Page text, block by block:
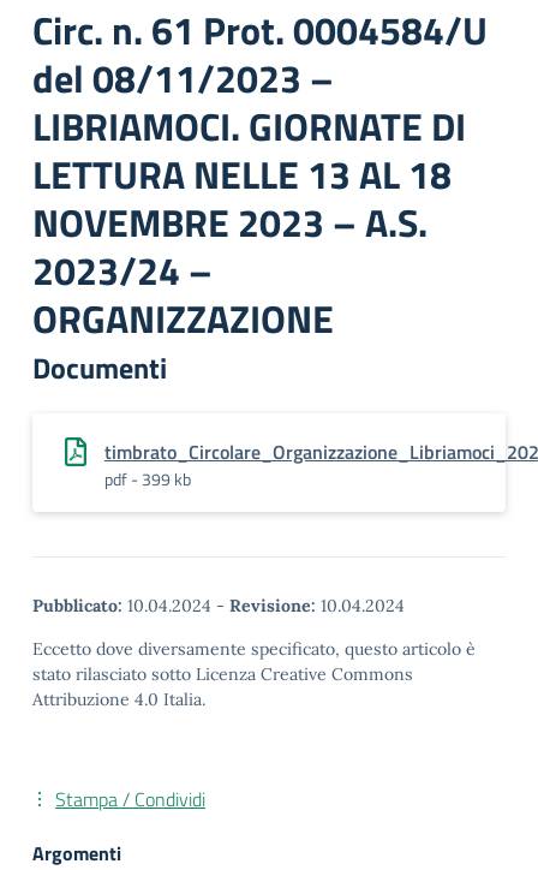
Circ. n. 61 Prot. 0004584/U
del 08/11/2023 –
LIBRIAMOCI. GIORNATE DI
LETTURA NELLE 13 AL 18
NOVEMBRE 2023 – A.S.
2023/24 –
ORGANIZZAZIONE
Documenti
pdf - 399 kb
Pubblicato: 10.04.2024 - Revisione: 10.04.2024
Eccetto dove diversamente specificato, questo articolo è
stato rilasciato sotto Licenza Creative Commons
Attribuzione 4.0 Italia.
Stampa / Condividi
Argomenti